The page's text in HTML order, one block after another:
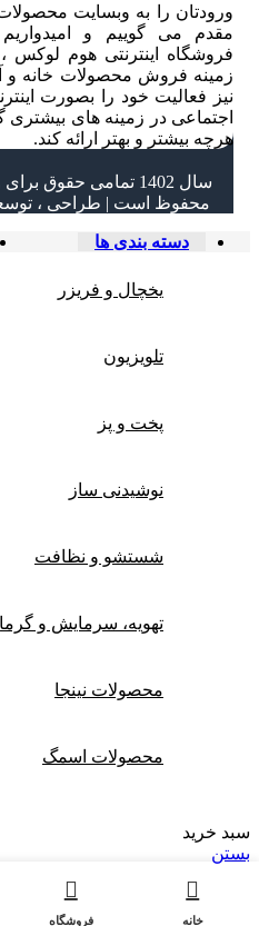
ورودتان را به وبسایت
مقدم می گوییم و
نیز فعالیت خود را بصورت
اجتماعی در زمینه های بیشتری
هرچه بیشتر و بهتر ارائه کند.
سال 1402 تمامی
محفوظ است | طراحی ،
دسته بندی ها
یخچال و فریزر
تلویزیون
پخت و پز
نوشیدنی ساز
شستشو و نظافت
تهویه، سرمایش و
محصولات نینجا
محصولات اسمگ
سبد خرید
بستن
خانه فروشگاه